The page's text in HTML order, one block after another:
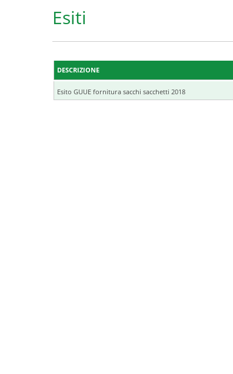
Esiti
DESCRIZIONE
Esito GUUE fornitura sacchi sacchetti 2018